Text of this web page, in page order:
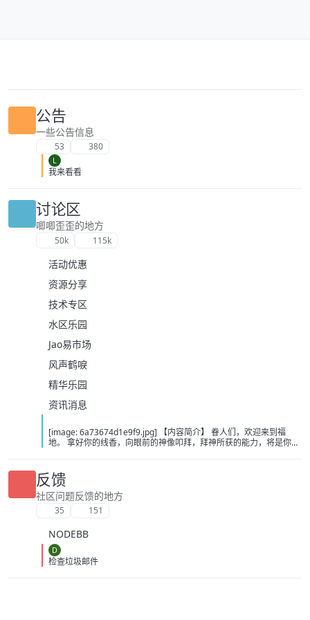
公告
一些公告信息
53 380
L
我来看看
讨论区
唧唧歪歪的地方
50k 115k
活动优惠
资源分享
技术专区
水区乐园
Jao易市场
风声鹤唳
精华乐园
资讯消息
[image: 6a73674d1e9f9.jpg] 【内容简介】 眷人们，欢迎来到福
地。 拿好你的线香，向眼前的神像叩拜，拜神所获的能力，将是你们
悲剧轮回…… 【作者简介】 作者：幻梦猎人，起点中文网作者，代表
作品：《灾厄收容所》《诡异分解指南》《天灾疯人院》《基因收容
所》等 【下载地址】 百度：
https://pan.baidu.com/s/1CTpsB1_Ju5NwzAhO0MvwZQ?pwd=9a1v
夸克：https://pan.quark.cn/s/ffe07719ebb3?pwd=aUYh 移动：
反馈
社区问题反馈的地方
35 151
NODEBB
D
检查垃圾邮件